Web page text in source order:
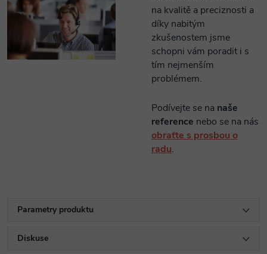
na kvalitě a preciznosti a
díky nabitým
zkušenostem jsme
schopni vám poradit i s
tím nejmenším
problémem.
Podívejte se na naše
reference nebo se na nás
obraťte s prosbou o
radu.
Parametry produktu
Diskuse